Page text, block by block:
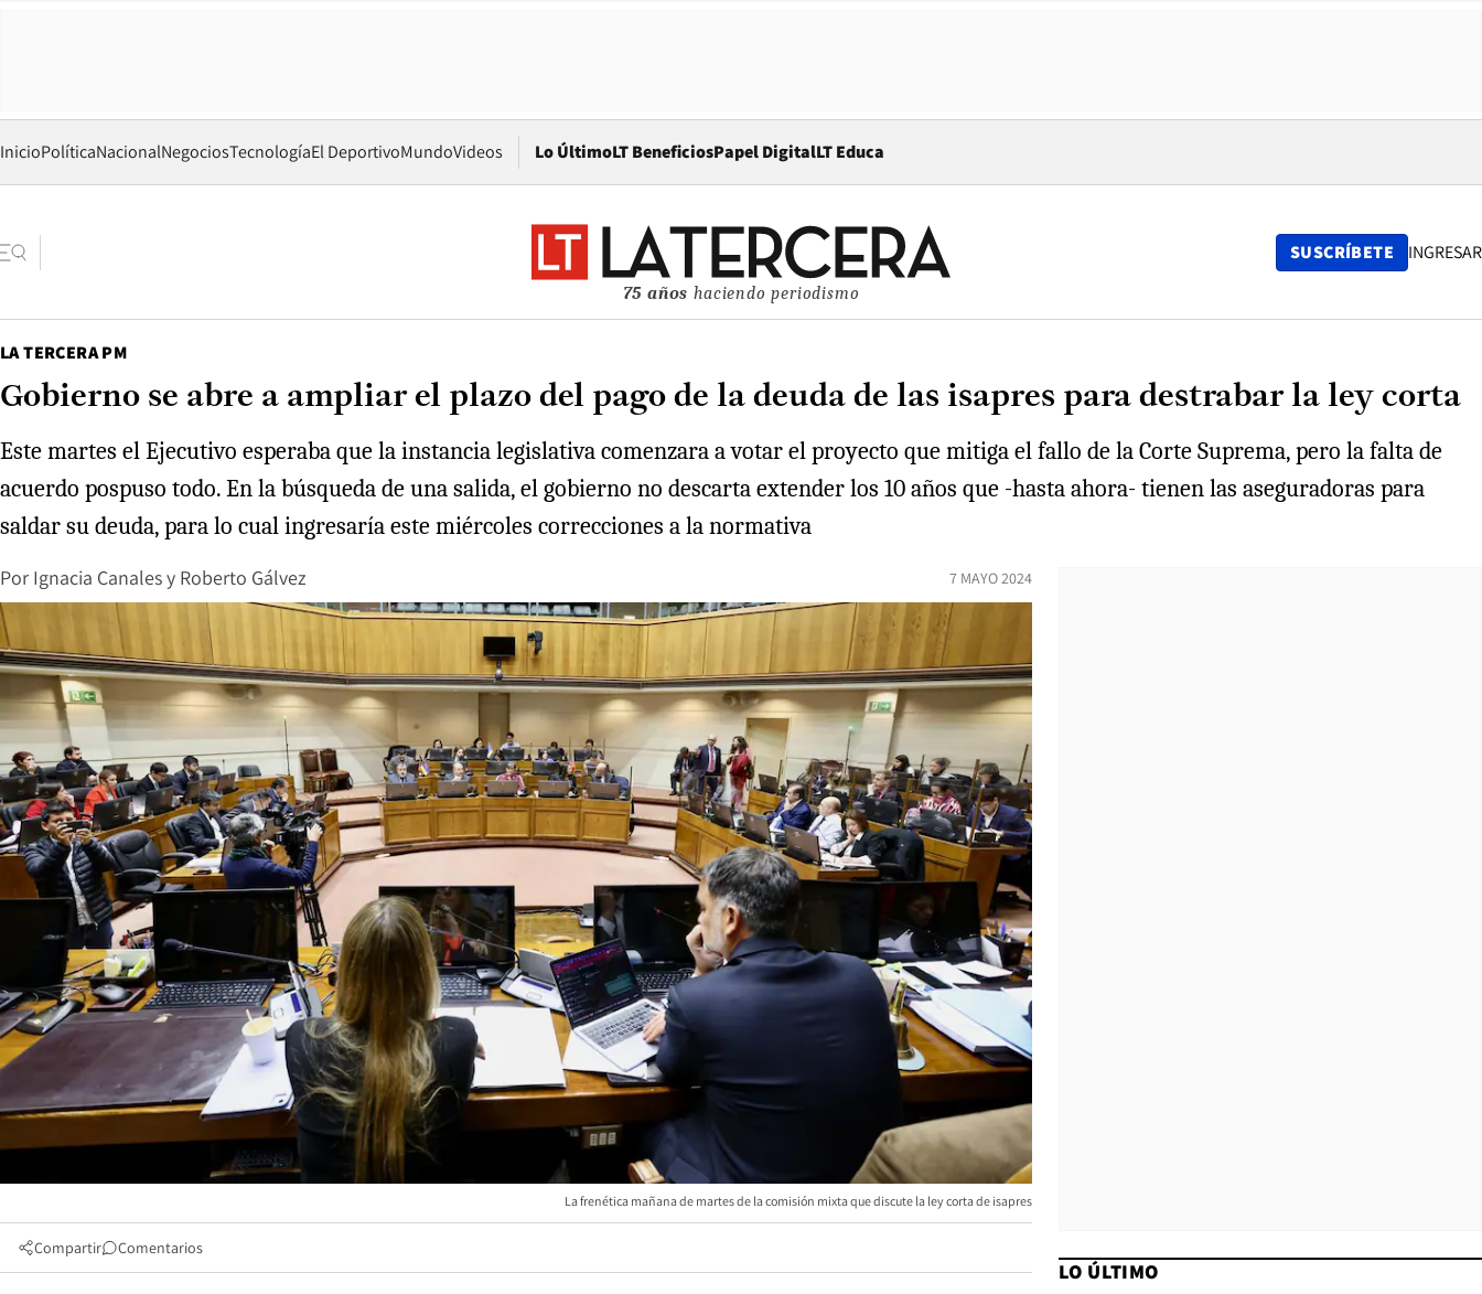
InicioPolíticaNacionalNegociosTecnologíaEl DeportivoMundoVideos Lo ÚltimoLT BeneficiosPapel DigitalOpens in new window
LT Educa
75 años haciendo periodismo
SUSCRÍBETE INGRESAR
LA TERCERA PM
Gobierno se abre a ampliar el plazo del pago de la deuda de las isapres para destrabar la ley corta
Este martes el Ejecutivo esperaba que la instancia legislativa comenzara a votar el proyecto que mitiga el fallo de la Corte Suprema, pero la falta de
acuerdo pospuso todo. En la búsqueda de una salida, el gobierno no descarta extender los 10 años que -hasta ahora- tienen las aseguradoras para
saldar su deuda, para lo cual ingresaría este miércoles correcciones a la normativa
Por Ignacia Canalesy Roberto Gálvez 7 MAYO 2024
La frenética mañana de martes de la comisión mixta que discute la ley corta de isapres
Compartir Comentarios
LO ÚLTIMO